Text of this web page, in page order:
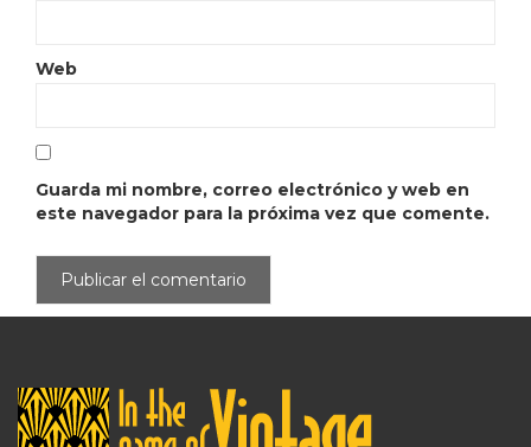
Web
Guarda mi nombre, correo electrónico y web en
este navegador para la próxima vez que comente.